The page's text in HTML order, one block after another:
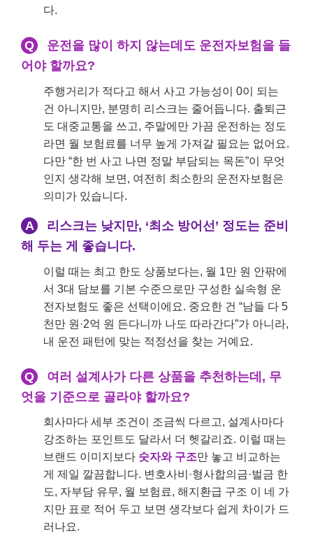
다.
Q
운전을 많이 하지 않는데도 운전자보험을 들
어야 할까요?
주행거리가 적다고 해서 사고 가능성이 0이 되는
건 아니지만, 분명히 리스크는 줄어듭니다. 출퇴근
도 대중교통을 쓰고, 주말에만 가끔 운전하는 정도
라면 월 보험료를 너무 높게 가져갈 필요는 없어요.
다만 “한 번 사고 나면 정말 부담되는 목돈”이 무엇
인지 생각해 보면, 여전히 최소한의 운전자보험은
의미가 있습니다.
A
리스크는 낮지만, ‘최소 방어선’ 정도는 준비
해 두는 게 좋습니다.
이럴 때는 최고 한도 상품보다는, 월 1만 원 안팎에
서 3대 담보를 기본 수준으로만 구성한 실속형 운
전자보험도 좋은 선택이에요. 중요한 건 “남들 다 5
천만 원·2억 원 든다니까 나도 따라간다”가 아니라,
내 운전 패턴에 맞는 적정선을 찾는 거예요.
Q
여러 설계사가 다른 상품을 추천하는데, 무
엇을 기준으로 골라야 할까요?
회사마다 세부 조건이 조금씩 다르고, 설계사마다
강조하는 포인트도 달라서 더 헷갈리죠. 이럴 때는
브랜드 이미지보다 숫자와 구조만 놓고 비교하는
게 제일 깔끔합니다. 변호사비·형사합의금·벌금 한
도, 자부담 유무, 월 보험료, 해지환급 구조 이 네 가
지만 표로 적어 두고 보면 생각보다 쉽게 차이가 드
러나요.